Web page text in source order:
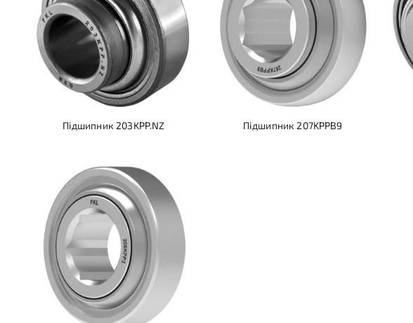
Підшипник 203KPP.NZ Підшипник 207KPPB9